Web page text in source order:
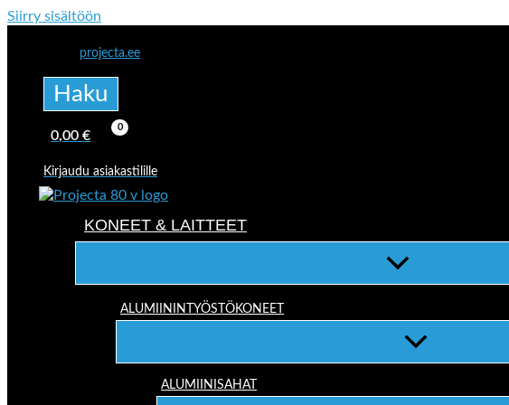
Siirry sisältöön
projecta.ee
Haku
0,00€
Kirjaudu asiakastilille
KONEET & LAITTEET
ALUMIININTYÖSTÖKONEET
ALUMIINISAHAT